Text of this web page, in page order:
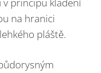
na hranici
pláště.